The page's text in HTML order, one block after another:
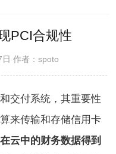
PCI合规性
日作者：spoto
交付系统，其重要性
来传输和存储信用卡
云中的财务数据得到